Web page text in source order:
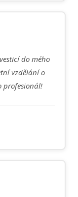
do mého
vzdělání o
profesionál!